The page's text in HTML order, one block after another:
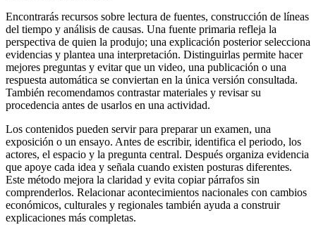
Encontrarás recursos sobre lectura de fuentes, construcción de líneas
del tiempo y análisis de causas. Una fuente primaria refleja la
perspectiva de quien la produjo; una explicación posterior selecciona
evidencias y plantea una interpretación. Distinguirlas permite hacer
mejores preguntas y evitar que un video, una publicación o una
respuesta automática se conviertan en la única versión consultada.
También recomendamos contrastar materiales y revisar su
procedencia antes de usarlos en una actividad.
Los contenidos pueden servir para preparar un examen, una
exposición o un ensayo. Antes de escribir, identifica el periodo, los
actores, el espacio y la pregunta central. Después organiza evidencia
que apoye cada idea y señala cuando existen posturas diferentes.
Este método mejora la claridad y evita copiar párrafos sin
comprenderlos. Relacionar acontecimientos nacionales con cambios
económicos, culturales y regionales también ayuda a construir
explicaciones más completas.